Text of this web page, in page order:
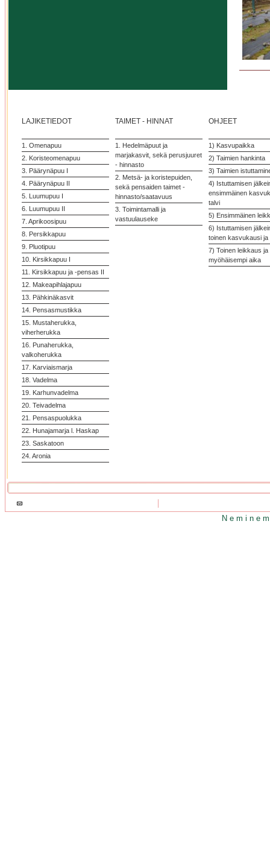
LAJIKETIEDOT
1. Omenapuu
2. Koristeomenapuu
3. Päärynäpuu I
4. Päärynäpuu II
5. Luumupuu I
6. Luumupuu II
7. Aprikoosipuu
8. Persikkapuu
9. Pluotipuu
10. Kirsikkapuu I
11. Kirsikkapuu ja -pensas II
12. Makeapihlajapuu
13. Pähkinäkasvit
14. Pensasmustikka
15. Mustaherukka,
viherherukka
16. Punaherukka,
valkoherukka
17. Karviaismarja
18. Vadelma
19. Karhunvadelma
20. Teivadelma
21. Pensaspuolukka
22. Hunajamarja l. Haskap
23. Saskatoon
24. Aronia
TAIMET - HINNAT
1. Hedelmäpuut ja
marjakasvit, sekä perusjuuret
- hinnasto
2. Metsä- ja koristepuiden,
sekä pensaiden taimet -
hinnasto/saatavuus
3. Toimintamalli ja
vastuulauseke
OHJEET
1) Kasvupaikka
2) Taimien hankinta
3) Taimien
4) Istuttamisen
ensimmäinen
talvi
5) Ensimmäinen
6) Istuttamisen
toinen kasvukausi ja
7) Toinen leikkaus ja
myöhäisempi aika
N e m i n e